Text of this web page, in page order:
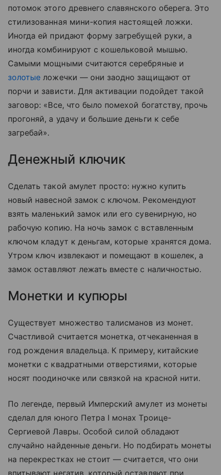
потомок этого древнего славянского оберега. Это
стилизованная мини-копия настоящей ложки.
Иногда ей придают форму загребущей руки, а
иногда комбинируют с кошельковой мышью.
Самыми мощными считаются серебряные и
золотые ложечки — они заодно защищают от
порчи и зависти. Для активации подойдет такой
заговор: «Все, что было помехой богатству, прочь
прогоняй, а удачу и большие деньги к себе
загребай».
Денежный ключик
Сделать такой амулет просто: нужно купить
новый навесной замок с ключом. Рекомендуют
взять маленький замок или его сувенирную, но
рабочую копию. На ночь замок с вставленным
ключом кладут к деньгам, которые хранятся дома.
Утром ключ извлекают и помещают в кошелек, а
замок оставляют лежать вместе с наличностью.
Монетки и купюры
Существует множество талисманов из монет.
Счастливой считается монетка, отчеканенная в
год рождения владельца. К примеру, китайские
монетки с квадратными отверстиями, которые
носят поодиночке или связкой на красной нити.
По легенде, первый Имперский амулет из монеты
сделал для юного Петра I монах Троице-
Сергиевой Лавры. Особой силой обладают
случайно найденные деньги. Но подбирать монеты
на перекрестках не стоит — считается, что они